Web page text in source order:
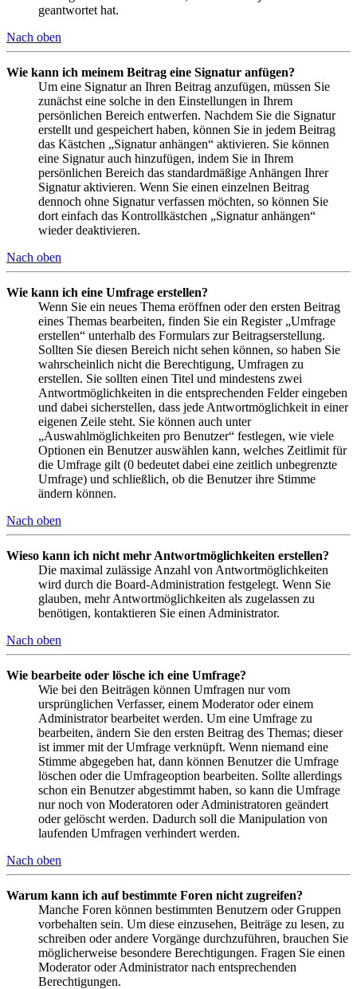
geantwortet hat.
Nach oben
Wie kann ich meinem Beitrag eine Signatur anfügen?
Um eine Signatur an Ihren Beitrag anzufügen, müssen Sie
zunächst eine solche in den Einstellungen in Ihrem
persönlichen Bereich entwerfen. Nachdem Sie die Signatur
erstellt und gespeichert haben, können Sie in jedem Beitrag
das Kästchen „Signatur anhängen“ aktivieren. Sie können
eine Signatur auch hinzufügen, indem Sie in Ihrem
persönlichen Bereich das standardmäßige Anhängen Ihrer
Signatur aktivieren. Wenn Sie einen einzelnen Beitrag
dennoch ohne Signatur verfassen möchten, so können Sie
dort einfach das Kontrollkästchen „Signatur anhängen“
wieder deaktivieren.
Nach oben
Wie kann ich eine Umfrage erstellen?
Wenn Sie ein neues Thema eröffnen oder den ersten Beitrag
eines Themas bearbeiten, finden Sie ein Register „Umfrage
erstellen“ unterhalb des Formulars zur Beitragserstellung.
Sollten Sie diesen Bereich nicht sehen können, so haben Sie
wahrscheinlich nicht die Berechtigung, Umfragen zu
erstellen. Sie sollten einen Titel und mindestens zwei
Antwortmöglichkeiten in die entsprechenden Felder eingeben
und dabei sicherstellen, dass jede Antwortmöglichkeit in einer
eigenen Zeile steht. Sie können auch unter
„Auswahlmöglichkeiten pro Benutzer“ festlegen, wie viele
Optionen ein Benutzer auswählen kann, welches Zeitlimit für
die Umfrage gilt (0 bedeutet dabei eine zeitlich unbegrenzte
Umfrage) und schließlich, ob die Benutzer ihre Stimme
ändern können.
Nach oben
Wieso kann ich nicht mehr Antwortmöglichkeiten erstellen?
Die maximal zulässige Anzahl von Antwortmöglichkeiten
wird durch die Board-Administration festgelegt. Wenn Sie
glauben, mehr Antwortmöglichkeiten als zugelassen zu
benötigen, kontaktieren Sie einen Administrator.
Nach oben
Wie bearbeite oder lösche ich eine Umfrage?
Wie bei den Beiträgen können Umfragen nur vom
ursprünglichen Verfasser, einem Moderator oder einem
Administrator bearbeitet werden. Um eine Umfrage zu
bearbeiten, ändern Sie den ersten Beitrag des Themas; dieser
ist immer mit der Umfrage verknüpft. Wenn niemand eine
Stimme abgegeben hat, dann können Benutzer die Umfrage
löschen oder die Umfrageoption bearbeiten. Sollte allerdings
schon ein Benutzer abgestimmt haben, so kann die Umfrage
nur noch von Moderatoren oder Administratoren geändert
oder gelöscht werden. Dadurch soll die Manipulation von
laufenden Umfragen verhindert werden.
Nach oben
Warum kann ich auf bestimmte Foren nicht zugreifen?
Manche Foren können bestimmten Benutzern oder Gruppen
vorbehalten sein. Um diese einzusehen, Beiträge zu lesen, zu
schreiben oder andere Vorgänge durchzuführen, brauchen Sie
möglicherweise besondere Berechtigungen. Fragen Sie einen
Moderator oder Administrator nach entsprechenden
Berechtigungen.